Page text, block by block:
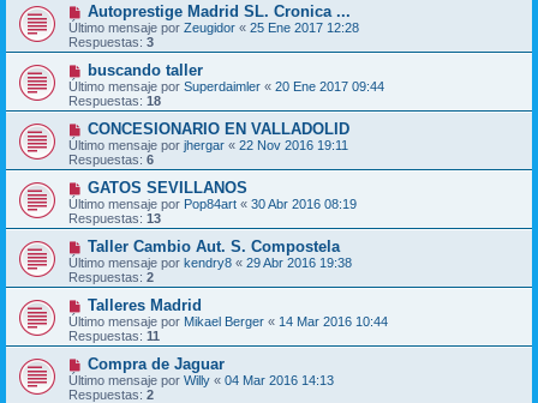
Autoprestige Madrid SL. Cronica ...
Último mensaje por Zeugidor « 25 Ene 2017 12:28
Respuestas: 3
buscando taller
Último mensaje por Superdaimler « 20 Ene 2017 09:44
Respuestas: 18
CONCESIONARIO EN VALLADOLID
Último mensaje por jhergar « 22 Nov 2016 19:11
Respuestas: 6
GATOS SEVILLANOS
Último mensaje por Pop84art « 30 Abr 2016 08:19
Respuestas: 13
Taller Cambio Aut. S. Compostela
Último mensaje por kendry8 « 29 Abr 2016 19:38
Respuestas: 2
Talleres Madrid
Último mensaje por Mikael Berger « 14 Mar 2016 10:44
Respuestas: 11
Compra de Jaguar
Último mensaje por Willy « 04 Mar 2016 14:13
Respuestas: 2